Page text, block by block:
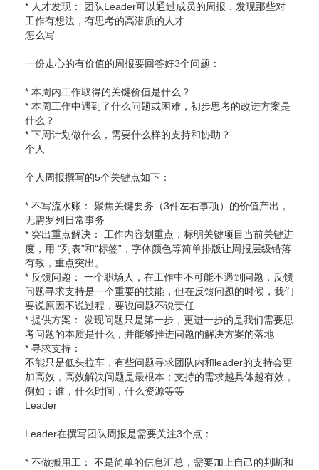
* 人才发现： 团队Leader可以通过成员的周报，发现那些对
工作有想法，有思考的高潜质的人才
怎么写
一份走心的有价值的周报要回答好3个问题：
* 本周内工作取得的关键价值是什么？
* 本周工作中遇到了什么问题或困难，初步思考的改进方案是
什么？
* 下周计划做什么，需要什么样的支持和协助？
个人
个人周报撰写的5个关键点如下：
* 不写流水账： 聚焦关键要务（3件左右事项）的价值产出，
无需罗列日常事务
* 突出重点解决： 工作内容划重点，标明关键项目当前关键进
度，用 “列表”和“标签”，字体颜色等简单排版让周报层级错落
有致，重点突出。
* 反馈问题： 一个职场人，在工作中不可能不遇到问题，反馈
问题寻求支持是一个重要的技能，但在反馈问题的时候，我们
要说原因不说过程，要说问题不说责任
* 提供方案： 发现问题只是第一步，更进一步的是我们需要思
考问题的本质是什么，并能够推进问题的解决方案的落地
* 寻求支持：
不能只是低头拉车，有些问题寻求团队内和leader的支持会更
加高效，高效解决问题是最根本；支持的需求越具体越有效，
例如：谁，什么时间，什么资源等等
Leader
Leader在撰写团队周报是需要关注3个点：
* 不做搬用工： 不是简单的信息汇总，需要加上自己的判断和